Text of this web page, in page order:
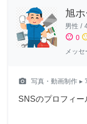
旭
男性 /
sentiment_satisfied 0
メッ
camera_alt 写真・動画制作 ▸
SNSのプロフィ